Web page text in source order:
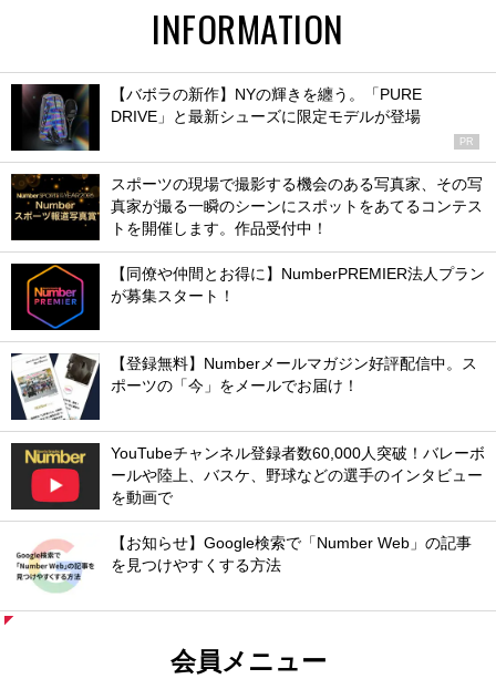
INFORMATION
【バボラの新作】NYの輝きを纏う。「PURE
DRIVE」と最新シューズに限定モデルが登場
PR
スポーツの現場で撮影する機会のある写真家、その写
真家が撮る一瞬のシーンにスポットをあてるコンテス
トを開催します。作品受付中！
【同僚や仲間とお得に】NumberPREMIER法人プラン
が募集スタート！
【登録無料】Numberメールマガジン好評配信中。ス
ポーツの「今」をメールでお届け！
YouTubeチャンネル登録者数60,000人突破！バレーボ
ールや陸上、バスケ、野球などの選手のインタビュー
を動画で
【お知らせ】Google検索で「Number Web」の記事
を見つけやすくする方法
会員メニュー